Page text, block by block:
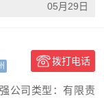
05月29日
拨打电话
公司类型：有限责